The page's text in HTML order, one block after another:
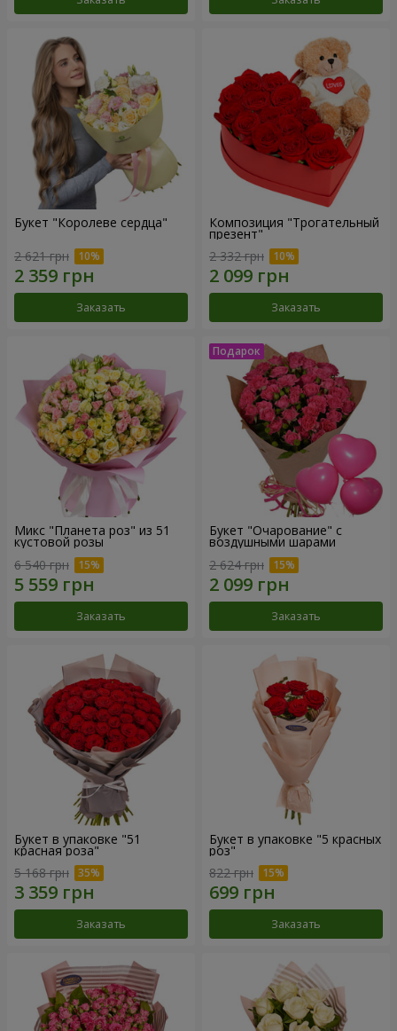
Букет "Королеве сердца"
2 621 грн
Заказать
Композиция "Трогательный
презент"
2 332 грн
Заказать
Микс "Планета роз" из 51
кустовой розы
6 540 грн
Заказать
Букет "Очарование" с
воздушными шарами
2 624 грн
Заказать
Букет в упаковке "51
красная роза"
5 168 грн
Заказать
Букет в упаковке "5 красных
роз"
822 грн
Заказать